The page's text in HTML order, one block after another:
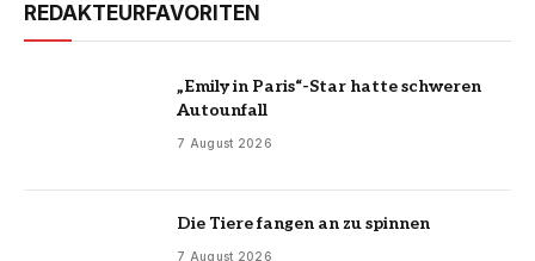
REDAKTEURFAVORITEN
„Emily in Paris“-Star hatte schweren
Autounfall
7 August 2026
Die Tiere fangen an zu spinnen
7 August 2026